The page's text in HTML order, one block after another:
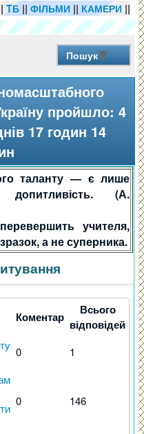
TБ ||ФІЛЬМИ || КАМЕРИ ||
Пошук
пройшло: 4
17 годин 14
таланту — є лише
допитливість. (А.
учителя,
а не суперника.
Коментар
Всього
відповідей
0 1
0 146